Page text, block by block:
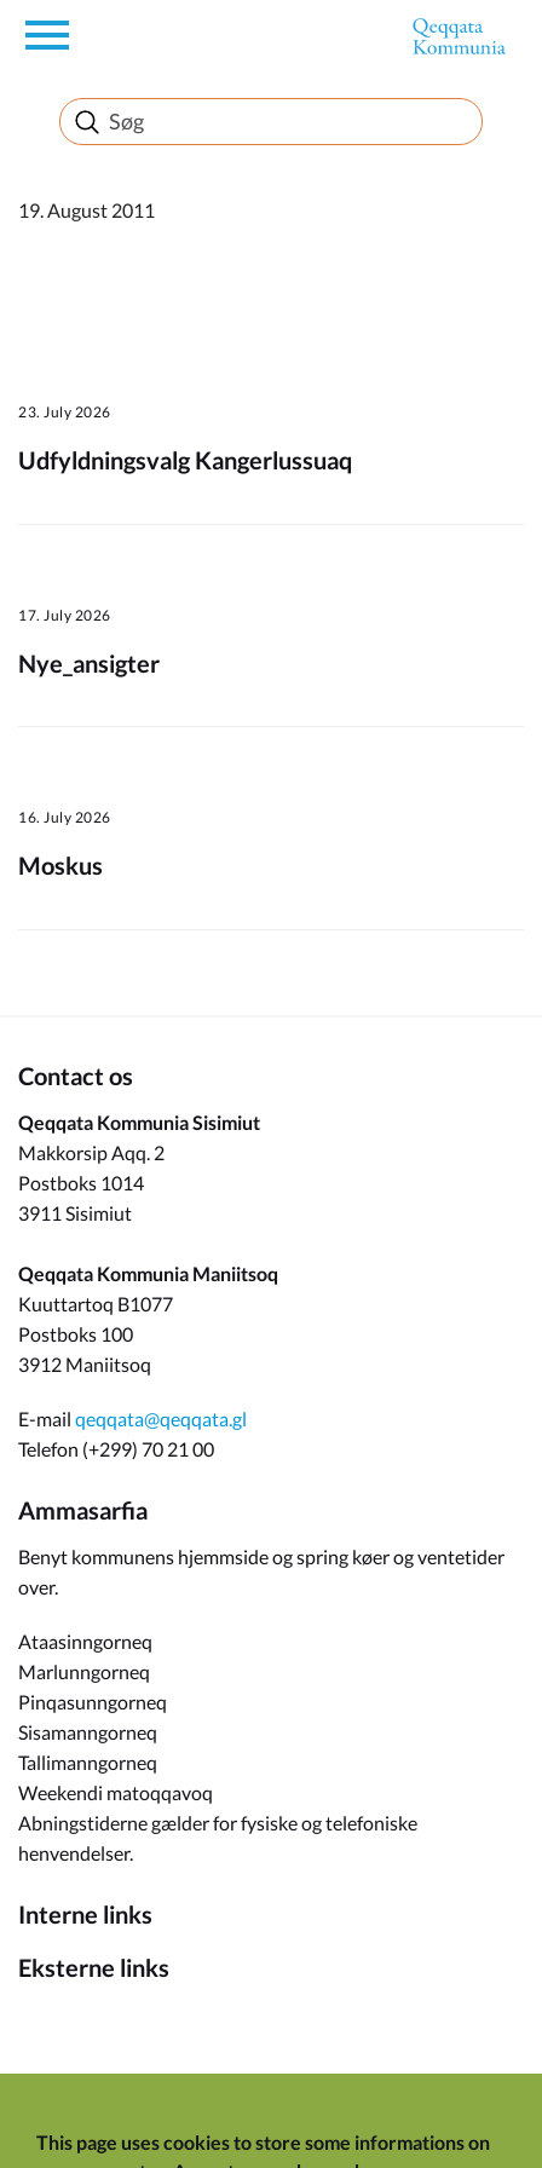
en
Borger
Erhverv
19. August 2011
23. July 2026
Udfyldningsvalg Kangerlussuaq
17. July 2026
Nye_ansigter
16. July 2026
Moskus
Contact os
Qeqqata Kommunia Sisimiut
Makkorsip Aqq. 2
Postboks 1014
3911 Sisimiut
Qeqqata Kommunia Maniitsoq
Kuuttartoq B1077
Postboks 100
3912 Maniitsoq
E-mail qeqqata@qeqqata.gl
Telefon (+299) 70 21 00
Ammasarfia
Benyt kommunens hjemmside og spring køer og ventetider
over.
Ataasinngorneq
Marlunngorneq
Pinqasunngorneq
Sisamanngorneq
Tallimanngorneq
Weekendi matoqqavoq
Abningstiderne gælder for fysiske og telefoniske
henvendelser.
Interne links
Eksterne links
This page uses cookies to store some informations on